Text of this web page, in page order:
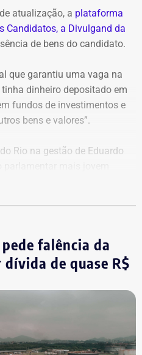
atualização, a plataforma
Candidatos, a Divulgand da
de bens do candidato.
que garantiu uma vaga na
dinheiro depositado em
fundos de investimentos e
bens e valores”.
Rio na gestão de Eduardo
Câmara e agora disputa,
deputado estadual.
falência da
de quase R$